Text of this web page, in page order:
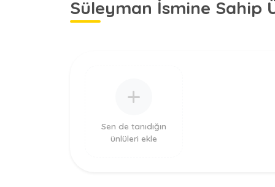
Süleyman İsmine Sahip
Sen de tanıdığın
ünlüleri ekle